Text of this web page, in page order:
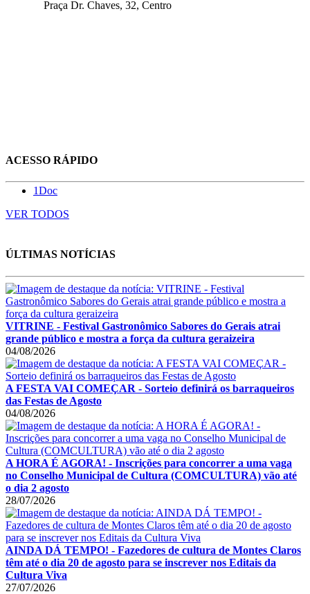
Praça Dr. Chaves, 32, Centro
ACESSO RÁPIDO
1Doc
VER TODOS
ÚLTIMAS NOTÍCIAS
VITRINE - Festival Gastronômico Sabores do Gerais atrai
grande público e mostra a força da cultura geraizeira
04/08/2026
A FESTA VAI COMEÇAR - Sorteio definirá os barraqueiros
das Festas de Agosto
04/08/2026
A HORA É AGORA! - Inscrições para concorrer a uma vaga
no Conselho Municipal de Cultura (COMCULTURA) vão até
o dia 2 agosto
28/07/2026
AINDA DÁ TEMPO! - Fazedores de cultura de Montes Claros
têm até o dia 20 de agosto para se inscrever nos Editais da
Cultura Viva
27/07/2026